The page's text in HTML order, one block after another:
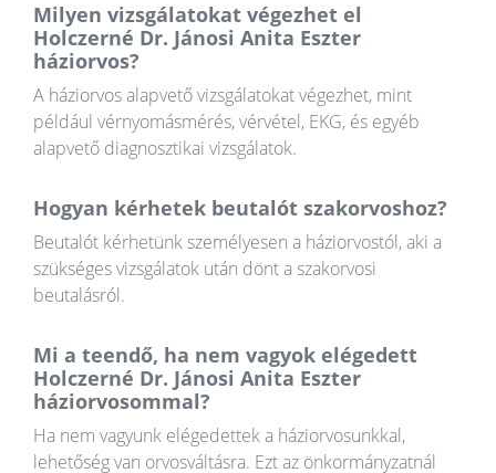
Milyen vizsgálatokat végezhet el
Holczerné Dr. Jánosi Anita Eszter
háziorvos?
A háziorvos alapvető vizsgálatokat végezhet, mint
például vérnyomásmérés, vérvétel, EKG, és egyéb
alapvető diagnosztikai vizsgálatok.
Hogyan kérhetek beutalót szakorvoshoz?
Beutalót kérhetünk személyesen a háziorvostól, aki a
szükséges vizsgálatok után dönt a szakorvosi
beutalásról.
Mi a teendő, ha nem vagyok elégedett
Holczerné Dr. Jánosi Anita Eszter
háziorvosommal?
Ha nem vagyunk elégedettek a háziorvosunkkal,
lehetőség van orvosváltásra. Ezt az önkormányzatnál